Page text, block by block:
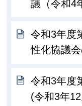
議（令和4
令和3年度
性化協議
令和3年度
(令和3年